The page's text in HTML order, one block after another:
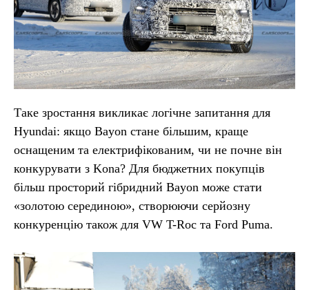
Таке зростання викликає логічне запитання для
Hyundai: якщо Bayon стане більшим, краще
оснащеним та електрифікованим, чи не почне він
конкурувати з Kona? Для бюджетних покупців
більш просторий гібридний Bayon може стати
«золотою серединою», створюючи серйозну
конкуренцію також для VW T-Roc та Ford Puma.